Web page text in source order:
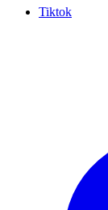
Tiktok